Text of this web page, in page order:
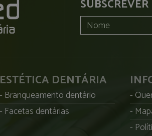
ESTÉTICA DENTÁRIA
Branqueamento dentário
Facetas dentárias